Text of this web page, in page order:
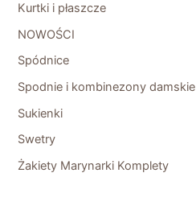
Kurtki i płaszcze
NOWOŚCI
Spódnice
Spodnie i kombinezony damskie
Sukienki
Swetry
Żakiety Marynarki Komplety